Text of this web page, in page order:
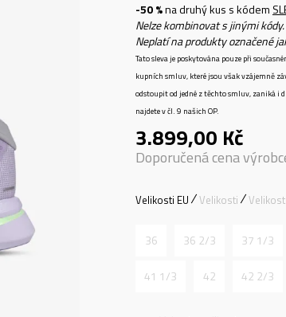
-50 %na druhý kus s kódem
Nelze kombinovat s jinými kódy.
Neplatí na produkty označené
Tato sleva je poskytována pouze při
kupních smluv, které jsou však vzájemně
odstoupit od jedné z těchto smluv, zaniká i
najdete v čl. 9 našich OP.
3.899,00 Kč
Doporučená cena
Velikosti EU Velikosti
36 36 2/3 37 1/3
41 1/3 42 42 2/3